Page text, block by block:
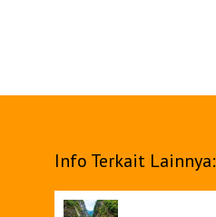
Info Terkait Lainnya: